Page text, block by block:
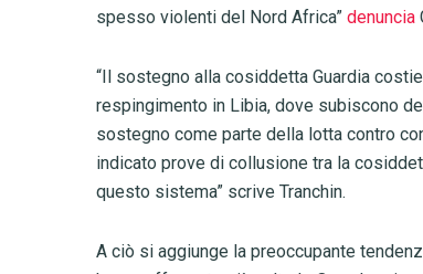
spesso violenti del Nord Africa” denuncia
“Il sostegno alla cosiddetta Guardia
respingimento in Libia, dove subiscono
sostegno come parte della lotta contro
indicato prove di collusione tra la
questo sistema” scrive Tranchin.
A ciò si aggiunge la preoccupante